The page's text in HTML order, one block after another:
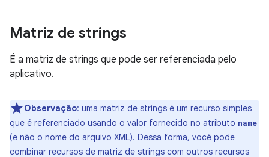
Matriz de strings
É a matriz de strings que pode ser referenciada pelo
aplicativo.
Observação: uma matriz de strings é um recurso simples
que é referenciado usando o valor fornecido no atributo name
(e não o nome do arquivo XML). Dessa forma, você pode
combinar recursos de matriz de strings com outros recursos